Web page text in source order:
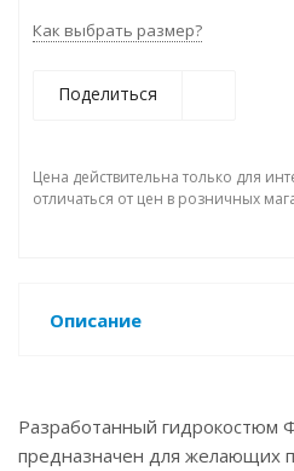
Как выбрать размер?
Поделиться
Цена действительна только для
отличаться от цен в розничных
Описание
Разработанный
предназначен для желающих